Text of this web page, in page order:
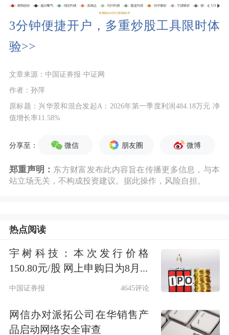
3分钟便捷开户，多重炒股工具限时体
验>>
文章来源：中国证券报·中证网
作者：孙萍
原标题：兴华景和混合发起A：2026年第一季度利润484.18万元 净
值增长率11.58%
分享至： 微信 朋友圈 微博
郑重声明： 东方财富发布此内容旨在传播更多信息，与本
站立场无关，不构成投资建议。据此操作，风险自担。
热点阅读
宇树科技：本次发行价格
150.80元/股 网上申购日为8月...
中国证券报 4645评论
网信办对派拓公司在华销售产
品启动网络安全审查